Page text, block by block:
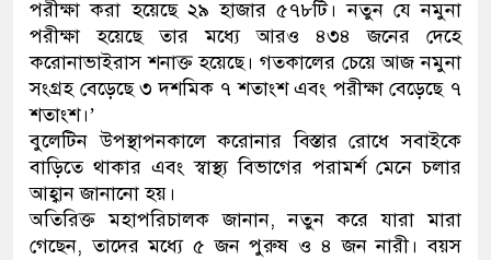
পরীক্ষা করা হয়েছে ২৯ হাজার ৫৭৮টি। নতুন যে নমুনা
পরীক্ষা হয়েছে তার মধ্যে আরও ৪৩৪ জনের দেহে
করোনাভাইরাস শনাক্ত হয়েছে। গতকালের চেয়ে আজ নমুনা
সংগ্রহ বেড়েছে ৩ দশমিক ৭ শতাংশ এবং পরীক্ষা বেড়েছে ৭
শতাংশ।’
বুলেটিন উপস্থাপনকালে করোনার বিস্তার রোধে সবাইকে
বাড়িতে থাকার এবং স্বাস্থ্য বিভাগের পরামর্শ মেনে চলার
আহ্বান জানানো হয়।
অতিরিক্ত মহাপরিচালক জানান, নতুন করে যারা মারা
গেছেন, তাদের মধ্যে ৫ জন পুরুষ ও ৪ জন নারী। বয়স